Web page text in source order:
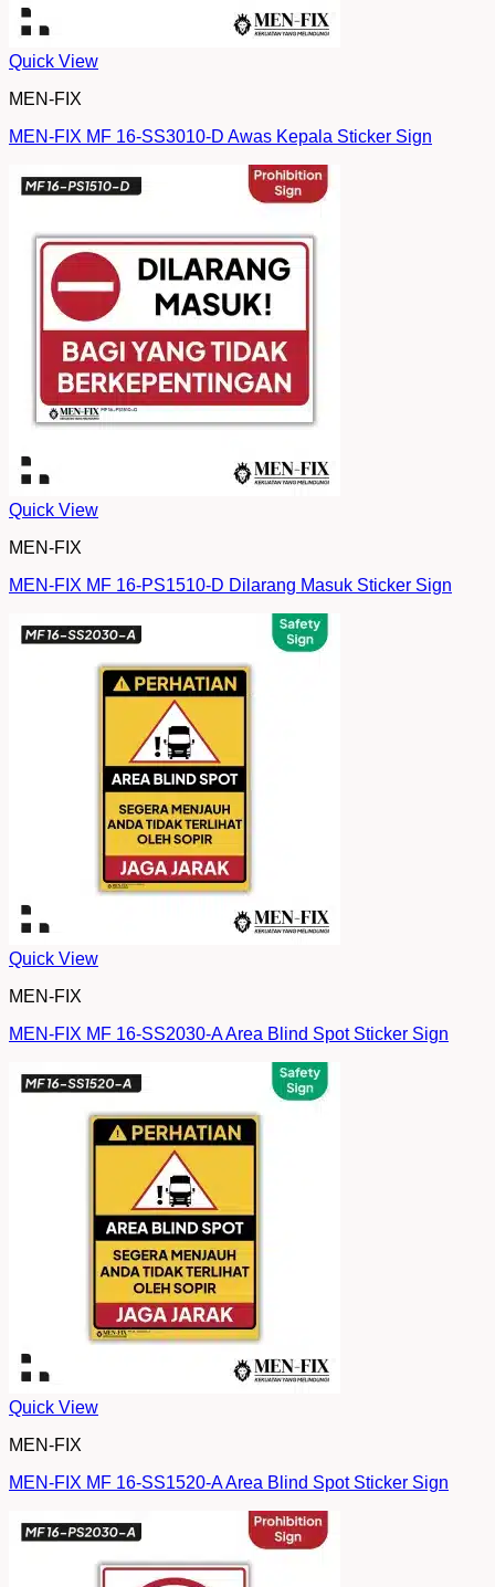
Quick View
MEN-FIX
MEN-FIX MF 16-SS3010-D Awas Kepala Sticker Sign
Quick View
MEN-FIX
MEN-FIX MF 16-PS1510-D Dilarang Masuk Sticker Sign
Quick View
MEN-FIX
MEN-FIX MF 16-SS2030-A Area Blind Spot Sticker Sign
Quick View
MEN-FIX
MEN-FIX MF 16-SS1520-A Area Blind Spot Sticker Sign